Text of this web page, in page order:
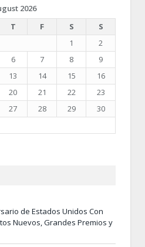
2026
T F S
S
1
2
6 7 8
9
13 14 15
16
20 21 22
23
27 28 29
30
de Estados Unidos Con
Nuevos, Grandes Premios y